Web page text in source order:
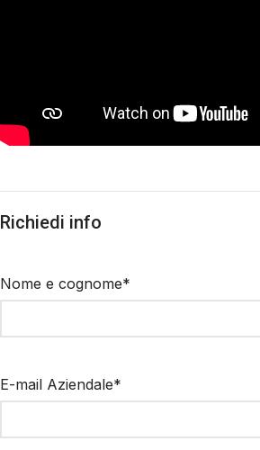
Richiedi info
Nome e cognome*
E-mail Aziendale*